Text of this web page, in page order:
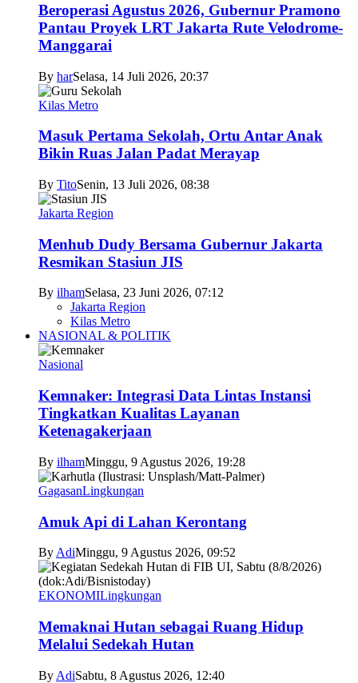
Beroperasi Agustus 2026, Gubernur Pramono
Pantau Proyek LRT Jakarta Rute Velodrome-
Manggarai
By harSelasa, 14 Juli 2026, 20:37
Kilas Metro
Masuk Pertama Sekolah, Ortu Antar Anak
Bikin Ruas Jalan Padat Merayap
By TitoSenin, 13 Juli 2026, 08:38
Jakarta Region
Menhub Dudy Bersama Gubernur Jakarta
Resmikan Stasiun JIS
By ilhamSelasa, 23 Juni 2026, 07:12
Jakarta Region
Kilas Metro
NASIONAL & POLITIK
Nasional
Kemnaker: Integrasi Data Lintas Instansi
Tingkatkan Kualitas Layanan
Ketenagakerjaan
By ilhamMinggu, 9 Agustus 2026, 19:28
GagasanLingkungan
Amuk Api di Lahan Kerontang
By AdiMinggu, 9 Agustus 2026, 09:52
EKONOMILingkungan
Memaknai Hutan sebagai Ruang Hidup
Melalui Sedekah Hutan
By AdiSabtu, 8 Agustus 2026, 12:40